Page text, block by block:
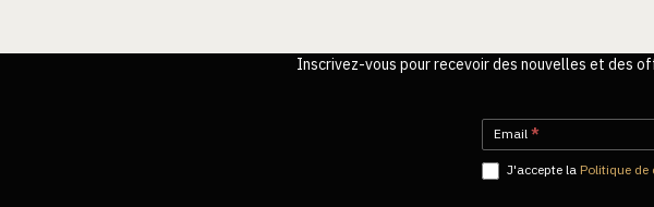
Inscrivez-vous pour recevoir des nouvelles et des
Newsletter-
FR
Email *
J'accepte la Politique